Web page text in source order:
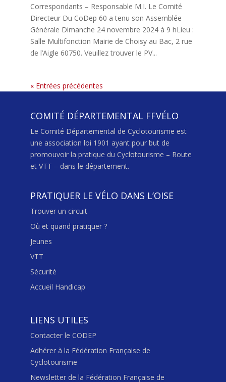
Correspondants – Responsable M.I. Le Comité
Directeur Du CoDep 60 a tenu son Assemblée
Générale Dimanche 24 novembre 2024 à 9 hLieu :
Salle Multifonction Mairie de Choisy au Bac, 2 rue
de l’Aigle 60750. Veuillez trouver le PV...
« Entrées précédentes
COMITÉ DÉPARTEMENTAL FFVÉLO
Le Comité Départemental de Cyclotourisme est
une association loi 1901 ayant pour but de
promouvoir la pratique du Cyclotourisme – Route
et VTT – dans le département.
PRATIQUER LE VÉLO DANS L’OISE
Trouver un circuit
Où et quand pratiquer ?
Jeunes
VTT
Sécurité
Accueil Handicap
LIENS UTILES
Contacter le CODEP
Adhérer à la Fédération Française de
Cyclotourisme
Newsletter de la Fédération Française de